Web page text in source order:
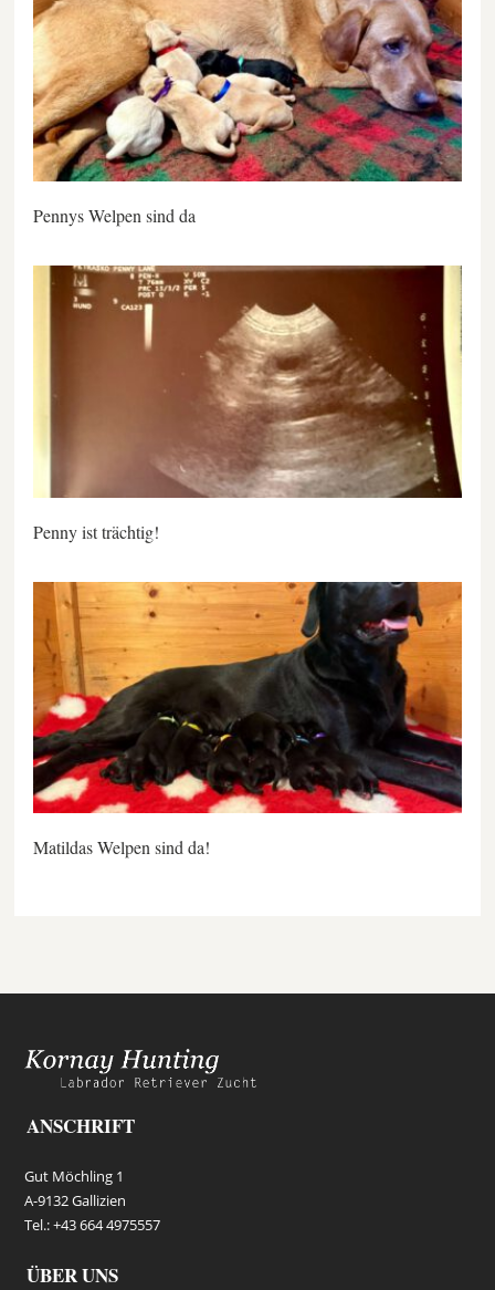
Pennys Welpen sind da
Penny ist trächtig!
Matildas Welpen sind da!
ANSCHRIFT
Gut Möchling 1
A-9132 Gallizien
Tel.: +43 664 4975557
ÜBER UNS